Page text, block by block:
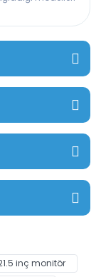
inç monitör